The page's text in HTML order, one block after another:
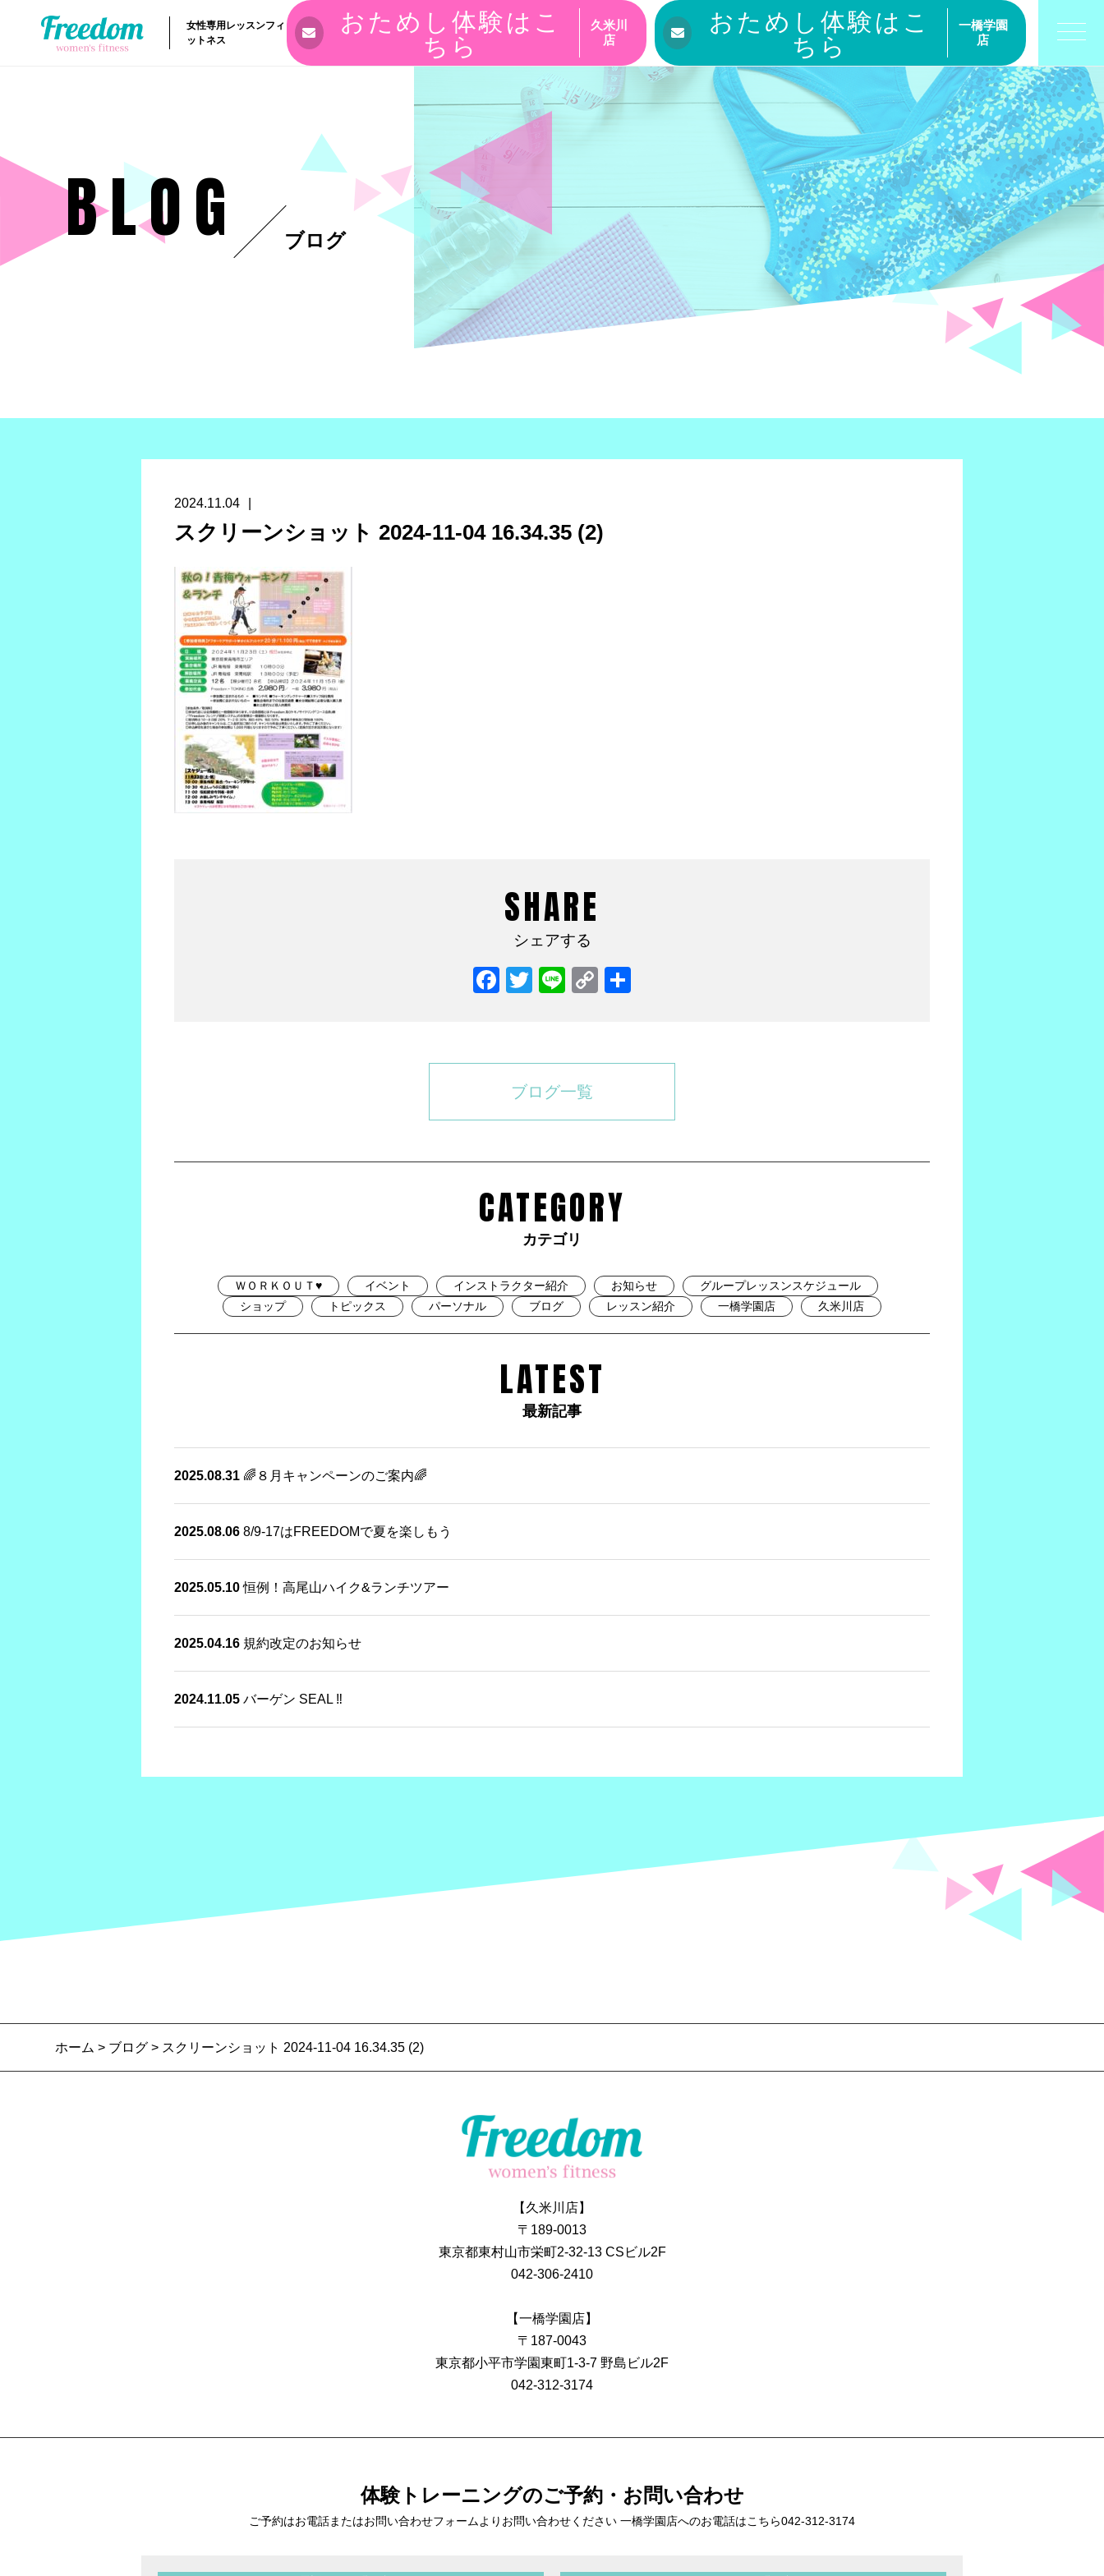
女性専用レッスンフィ
ットネス
おためし体験はこ
ちら
久米川
店
おためし体験はこ
ちら
一橋学園
店
BLOG ブログ
2024.11.04
スクリーンショット 2024-11-04 16.34.35 (2)
SHARE
シェアする
Facebook
TwitterLineCopy
ブログ一覧
CATEGORY
カテゴリ
ＷＯＲＫＯＵＴ♥ イベント インストラクター紹介 お知らせ
グループレッスンスケジュール
ショップ
トピックス パーソナル ブログ レッスン紹介 一橋学園店 久米川店
LATEST
最新記事
2025.08.31 🌈８月キャンペーンのご案内🌈
2025.08.06 8/9-17はFREEDOMで夏を楽しもう
2025.05.10恒例！高尾山ハイク&ランチツアー
2025.04.16 規約改定のお知らせ
2024.11.05 バーゲン SEAL ‼
ホーム> ブログ > スクリーンショット 2024-11-04 16.34.35 (2)
【久米川店】
〒189-0013
東京都東村山市栄町2-32-13 CSビル2F
042-306-2410
【一橋学園店】
〒187-0043
東京都小平市学園東町1-3-7 野島ビル2F
042-312-3174
体験トレーニングのご予約・お問い合わせ
ご予約はお電話またはお問い合わせフォームより お問い合わせください 一橋学園店へのお電話はこちら042-312-3174